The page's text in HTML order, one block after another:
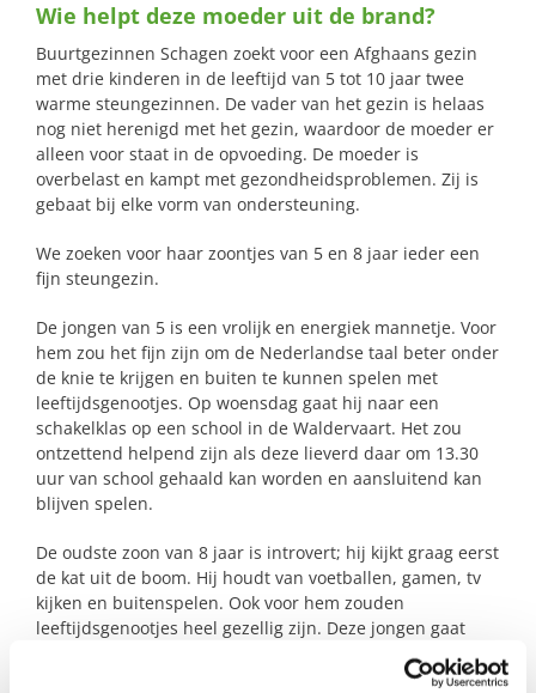
naar:
Wie helpt deze moeder uit de brand?
Buurtgezinnen Schagen zoekt voor een Afghaans gezin
met drie kinderen in de leeftijd van 5 tot 10 jaar twee
warme steungezinnen. De vader van het gezin is helaas
nog niet herenigd met het gezin, waardoor de moeder er
alleen voor staat in de opvoeding. De moeder is
overbelast en kampt met gezondheidsproblemen. Zij is
gebaat bij elke vorm van ondersteuning.
We zoeken voor haar zoontjes van 5 en 8 jaar ieder een
fijn steungezin.
De jongen van 5 is een vrolijk en energiek mannetje. Voor
hem zou het fijn zijn om de Nederlandse taal beter onder
de knie te krijgen en buiten te kunnen spelen met
leeftijdsgenootjes. Op woensdag gaat hij naar een
schakelklas op een school in de Waldervaart. Het zou
ontzettend helpend zijn als deze lieverd daar om 13.30
uur van school gehaald kan worden en aansluitend kan
blijven spelen.
De oudste zoon van 8 jaar is introvert; hij kijkt graag eerst
de kat uit de boom. Hij houdt van voetballen, gamen, tv
kijken en buitenspelen. Ook voor hem zouden
leeftijdsgenootjes heel gezellig zijn. Deze jongen gaat
naar school in de omgeving van Groeneweg/Centrum van